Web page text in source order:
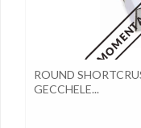
ROUND
GECCHELE...